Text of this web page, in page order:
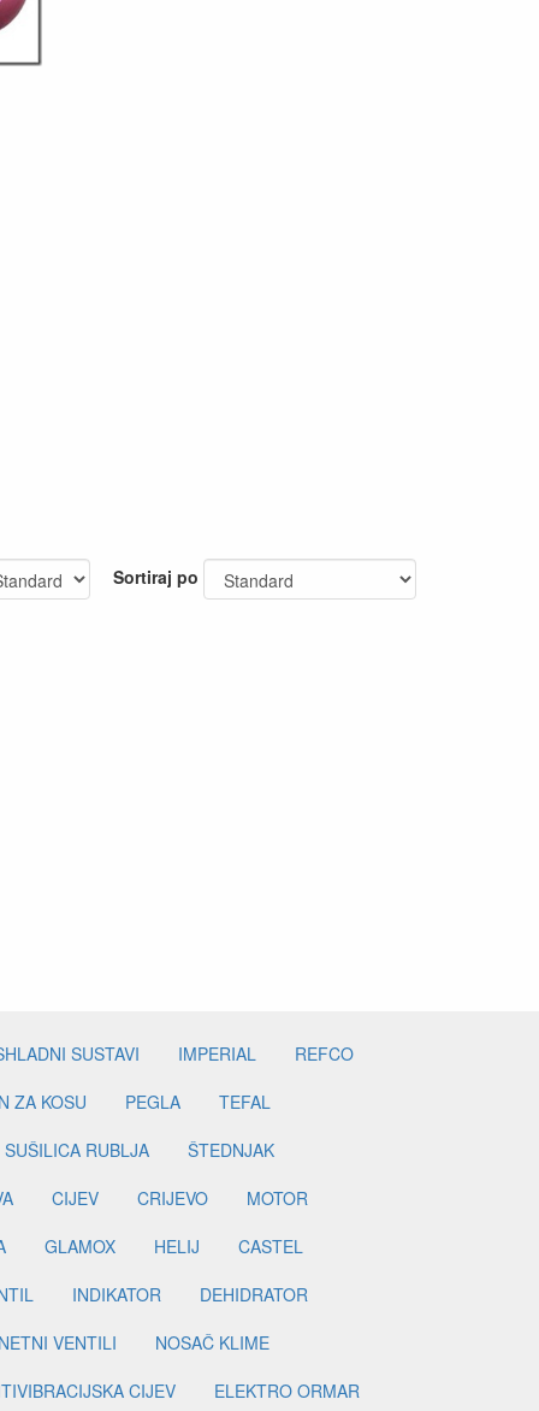
Sortiraj po
SUSTAVI IMPERIAL
REFCO
ZA KOSU
PEGLA
TEFAL
SUŠILICA RUBLJA
ŠTEDNJAK
CIJEV CRIJEVO
MOTOR
GLAMOX HELIJ
CASTEL
INDIKATOR
DEHIDRATOR
VENTILI
NOSAČ KLIME
CIJEV
ELEKTRO ORMAR